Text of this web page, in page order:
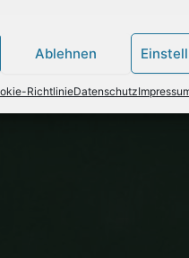
Ablehnen
RichtlinieDatenschutz